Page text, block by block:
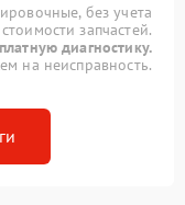
без учета
стоимости запчастей.
диагностику.
на неисправность.